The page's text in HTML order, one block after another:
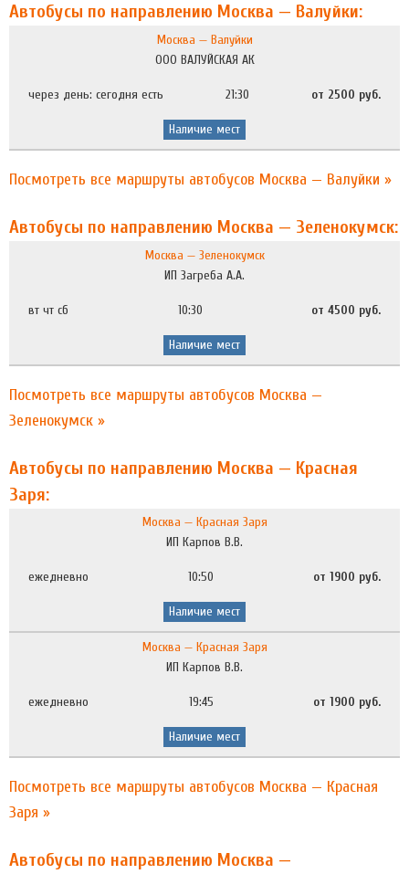
Автобусы по направлению Москва — Валуйки:
Москва — Валуйки
ООО ВAЛУЙСКАЯ АК
через день: сегодня есть 21:30 от 2500 руб.
Наличие мест
Посмотреть все маршруты автобусов Москва — Валуйки »
Автобусы по направлению Москва — Зеленокумск:
Москва — Зеленокумск
ИП Загреба А.А.
вт чт сб 10:30 от 4500 руб.
Наличие мест
Посмотреть все маршруты автобусов Москва —
Зеленокумск »
Автобусы по направлению Москва — Красная
Заря:
Москва — Красная Заря
ИП Карпов В.В.
ежедневно 10:50 от 1900 руб.
Наличие мест
Москва — Красная Заря
ИП Карпов В.В.
ежедневно 19:45 от 1900 руб.
Наличие мест
Посмотреть все маршруты автобусов Москва — Красная
Заря »
Автобусы по направлению Москва —